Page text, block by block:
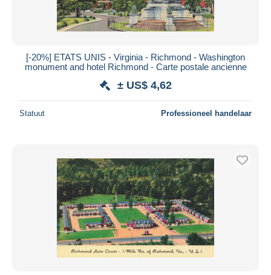
[-20%] ETATS UNIS - Virginia - Richmond - Washington
monument and hotel Richmond - Carte postale ancienne
± US$ 4,62
Statuut Professioneel handelaar